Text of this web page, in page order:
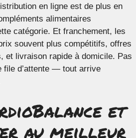
en ligne est de plus en
alimentaires
catégorie. Et franchement, les
souvent plus compétitifs, offres
et livraison rapide à domicile. Pas
file d’attente — tout arrive
et
au meilleur